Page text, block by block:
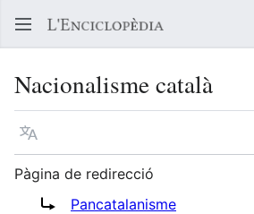
Nacionalisme català
Llegir en un atre idioma
Pàgina de redirecció
Redirigix a:Pancatalanisme